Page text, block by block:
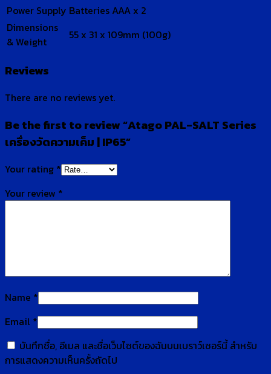
Power Supply Batteries AAA x 2
Dimensions
& Weight
55 x 31 x 109mm (100g)
Reviews
There are no reviews yet.
Be the first to review “Atago PAL-SALT Series
เครื่องวัดความเค็ม | IP65”
Your rating *
Your review *
Name *
Email *
บันทึกชื่อ, อีเมล และชื่อเว็บไซต์ของฉันบนเบราว์เซอร์นี้ สำหรับ
การแสดงความเห็นครั้งถัดไป